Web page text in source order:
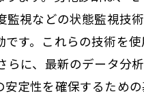
視などの状態監視技術
す。これらの技術を
に、最新のデータ分
定性を確保するため